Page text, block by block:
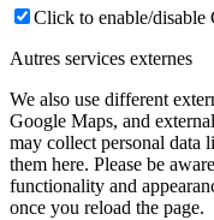
Click to enable/
Autres services externes
We also use different
Google Maps, and
may collect personal data
them here. Please be
functionality and
once you reload the page.